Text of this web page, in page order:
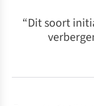
“Dit soort